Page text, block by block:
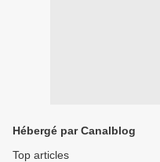
Hébergé par Canalblog
Top articles